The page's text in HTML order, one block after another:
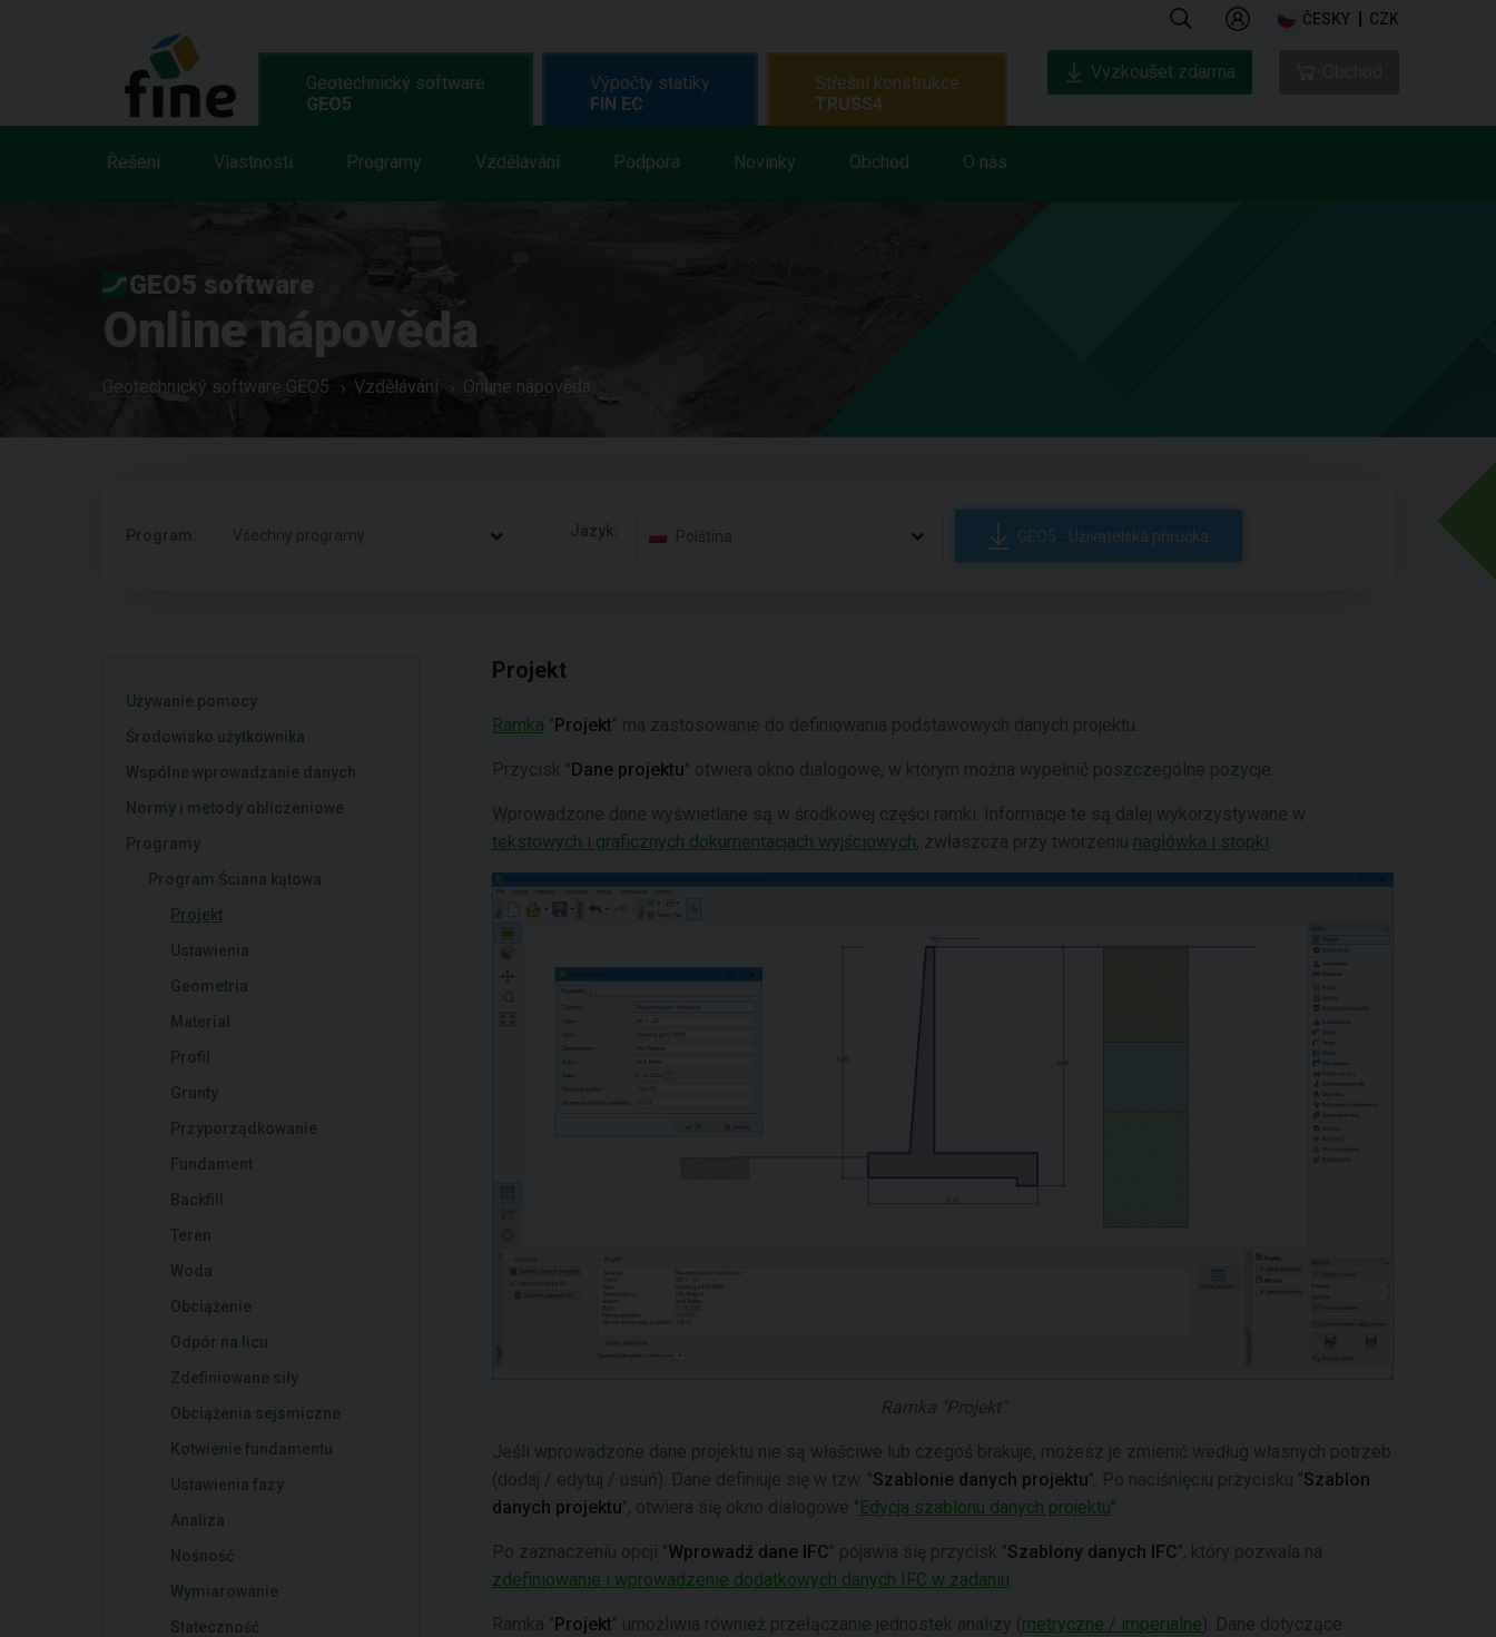
ČESKY CZK
Geotechnický software
GEO5
Řešení Vlastnosti Programy Vzdělávání Podpora Novinky Obchod O nás
Výpočty statiky
FIN EC
Střešní konstrukce
TRUSS4
Vyzkoušet zdarma
GEO5 software
Online nápověda
Geotechnický software GEO5 Vzdělávání Online nápověda
Program: Všechny programy Jazyk: Polština GEO5 - Uživatelská příručka
Używanie pomocy
Środowisko użytkownika
Wspólne wprowadzanie danych
Normy i metody obliczeniowe
Programy
Program Ściana kątowa
Projekt
Ustawienia
Geometria
Materiał
Profil
Grunty
Przyporządkowanie
Fundament
Backfill
Teren
Woda
Obciążenie
Odpór na licu
Zdefiniowane siły
Obciążenia sejsmiczne
Kotwienie fundamentu
Ustawienia fazy
Analiza
Nośność
Wymiarowanie
Stateczność
Projekt
Ramka "Projekt" ma zastosowanie do definiowania podstawowych danych projektu.
Przycisk "Dane projektu" otwiera okno dialogowe, w którym można wypełnić poszczególne pozycje.
Wprowadzone dane wyświetlane są w środkowej części ramki. Informacje te są dalej wykorzystywane w
tekstowych i graficznych dokumentacjach wyjściowych, zwłaszcza przy tworzeniu nagłówka i stopki
Ramka "Projekt"
Jeśli wprowadzone dane projektu nie są właściwe lub czegoś brakuje, możesz je zmienić według własnych potrzeb
(dodaj / edytuj / usuń). Dane definiuje się w tzw. "Szablonie danych projektu". Po naciśnięciu przycisku "Szablon
danych projektu", otwiera się okno dialogowe "Edycja szablonu danych projektu".
Po zaznaczeniu opcji "Wprowadź dane IFC" pojawia się przycisk "Szablony danych IFC", który pozwala na
zdefiniowanie i wprowadzenie dodatkowych danych IFC w zadaniu
Ramka "Projekt" umożliwia również przełączanie jednostek analizy ( metryczne / imperialne). Dane dotyczące